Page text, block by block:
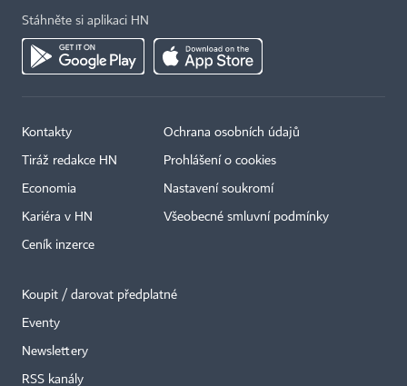
Stáhněte si aplikaci HN
Kontakty
Tiráž redakce HN
Economia
Kariéra v HN
Ceník inzerce
Ochrana osobních údajů
Prohlášení o cookies
Nastavení soukromí
Všeobecné smluvní podmínky
Koupit / darovat předplatné
Eventy
Newslettery
RSS kanály